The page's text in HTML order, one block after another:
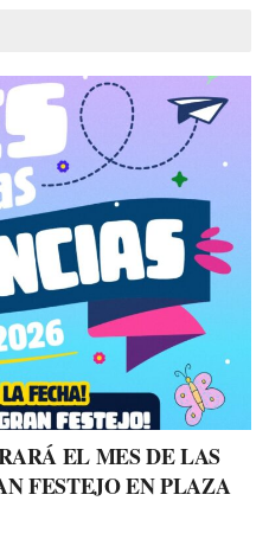
EL MES DE LAS
FESTEJO EN PLAZA